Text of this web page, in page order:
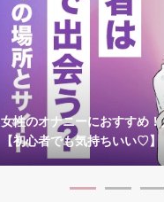
女性のオナニーにおすすめ
【初心者でも気持ちいい♡】